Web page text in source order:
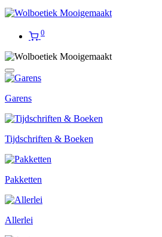
0
Garens
Tijdschriften & Boeken
Pakketten
Allerlei